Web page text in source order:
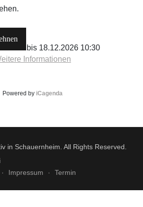
bis 18.12.2026 10:30
Powered by iCagenda
in Schauernheim. All Rights Reserved.
Impressum Termin
Informationen